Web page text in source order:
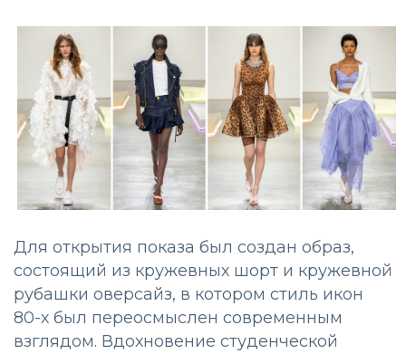
Для открытия показа был создан образ,
состоящий из кружевных шорт и кружевной
рубашки оверсайз, в котором стиль икон
80-х был переосмыслен современным
взглядом. Вдохновение студенческой